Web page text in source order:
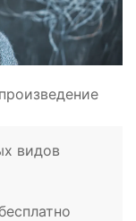
видов